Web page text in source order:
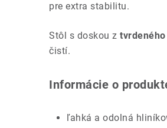
pre extra stabilitu.
Stôl s doskou z
čistí.
Informácie o
ľahká a odolná